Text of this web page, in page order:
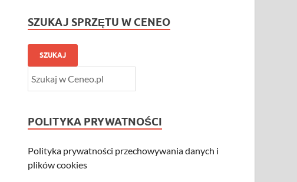
SZUKAJ SPRZĘTU W CENEO
SZUKAJ
POLITYKA PRYWATNOŚCI
Polityka prywatności przechowywania danych i
plików cookies